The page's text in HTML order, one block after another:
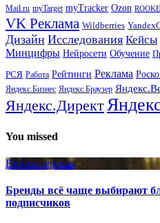
Mail.ru myTarget myTracker Ozon
VK Реклама Wildberries
Дизайн Исследования Кейсы
Минцифры Нейросети Обучение
РСЯ Работа Рейтинги Реклама
Яндекс.Бизнес Яндекс.Браузер
Яндекс.Директ
You missed
Вебмастерская
Бренды всё чаще выбирают
подписчиков